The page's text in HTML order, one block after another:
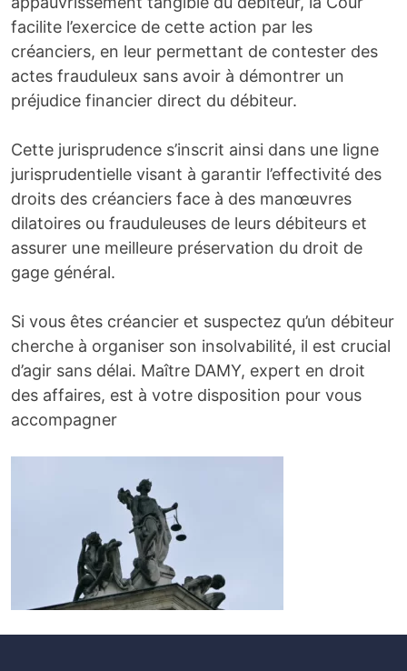
facilite l’exercice de cette action par les
créanciers, en leur permettant de contester des
actes frauduleux sans avoir à démontrer un
préjudice financier direct du débiteur.
Cette jurisprudence s’inscrit ainsi dans une ligne
jurisprudentielle visant à garantir l’effectivité des
droits des créanciers face à des manœuvres
dilatoires ou frauduleuses de leurs débiteurs et
assurer une meilleure préservation du droit de
gage général.
Si vous êtes créancier et suspectez qu’un débiteur
cherche à organiser son insolvabilité, il est crucial
d’agir sans délai. Maître DAMY, expert en droit
des affaires, est à votre disposition pour vous
accompagner